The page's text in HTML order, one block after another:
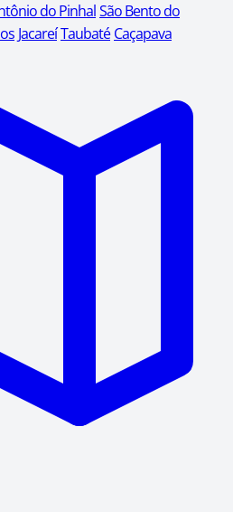
do PinhalSão Bento do
JacareíTaubaté Caçapava